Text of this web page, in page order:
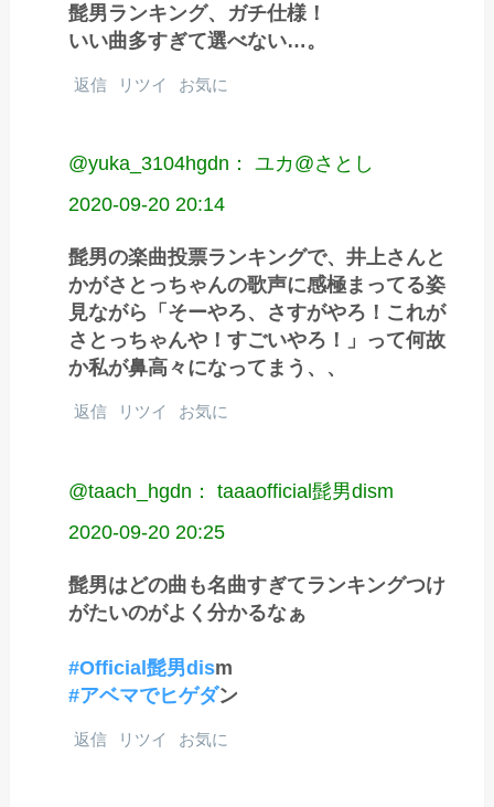
髭男ランキング、ガチ仕様！
いい曲多すぎて選べない…。
返信 リツイ お気に
@yuka_3104hgdn： ユカ@さとし
2020-09-20 20:14
髭男の楽曲投票ランキングで、井上さんと
かがさとっちゃんの歌声に感極まってる姿
見ながら「そーやろ、さすがやろ！これが
さとっちゃんや！すごいやろ！」って何故
か私が鼻高々になってまう、、
返信 リツイ お気に
@taach_hgdn： taaaofficial髭男dism
2020-09-20 20:25
髭男はどの曲も名曲すぎてランキングつけ
がたいのがよく分かるなぁ
#Official髭男dism
#アベマでヒゲダン
返信 リツイ お気に